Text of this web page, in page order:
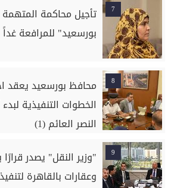
7
تأجيل محاكمة
بورسعيد" للمرافعة غداً
8
محافظ بورسعيد يعقد
الخطوات التنفيذية
النصر العائم (1)
9
"وزير النقل" يصدر
وعقارات بالقاهرة